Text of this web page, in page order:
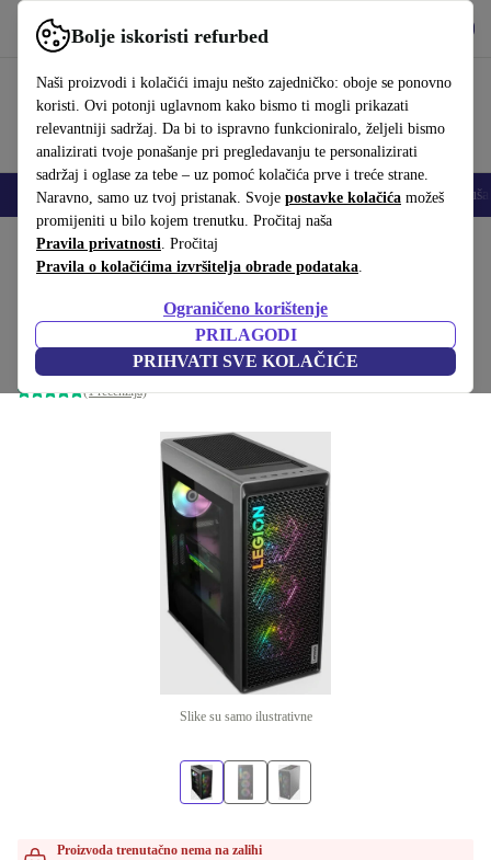
Bolje iskoristi refurbed
Naši proizvodi i kolačići imaju nešto zajedničko: oboje se ponovno
koristi. Ovi potonji uglavnom kako bismo ti mogli prikazati
relevantniji sadržaj. Da bi to ispravno funkcioniralo, željeli bismo
analizirati tvoje ponašanje pri pregledavanju te personalizirati
sadržaj i oglase za tebe – uz pomoć kolačića prve i treće strane.
Naravno, samo uz tvoj pristanak. Svoje postavke kolačića možeš
promijeniti u bilo kojem trenutku. Pročitaj naša
Pravila privatnosti. Pročitaj
Pravila o kolačićima izvršitelja obrade podataka.
Ograničeno korištenje
PRILAGODI
PRIHVATI SVE KOLAČIĆE
Koristi refurbed brzo i jednostavno
Mobiteli Prijenosna računala Tableti Pametni satovi Dodaci
Početna stranica Proizvodi Desktop računala
Lenovo Legion T7 34IAS10
Core Ultra 9 285K | 64 GB | 2 TB SSD | RTX 5080 | WiFi + BT
| Win 11 Home
(1 recenzija)
Slike su samo ilustrativne
Proizvoda trenutačno nema na zalihi